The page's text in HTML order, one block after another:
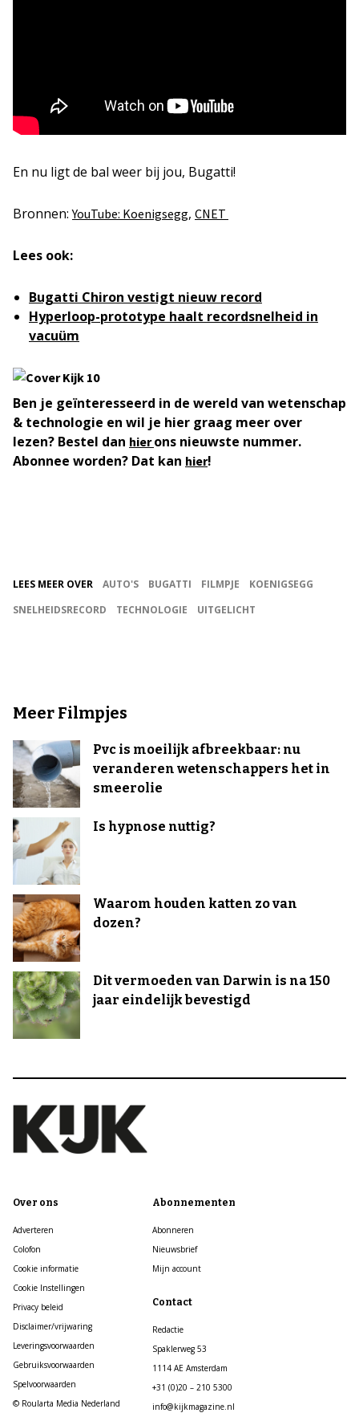
En nu ligt de bal weer bij jou, Bugatti!
Bronnen:YouTube: Koenigsegg, CNET
Lees ook:
Bugatti Chiron vestigt nieuw record
Hyperloop-prototype haalt recordsnelheid in
vacuüm
Ben je geïnteresseerd in de wereld van wetenschap
& technologie en wil je hier graag meer over
lezen? Bestel dan hierons nieuwste nummer.
Abonnee worden? Dat kan hier!
LEES MEER OVER AUTO'S BUGATTI FILMPJE
KOENIGSEGG
SNELHEIDSRECORD
TECHNOLOGIE UITGELICHT
Meer Filmpjes
Pvc is moeilijk afbreekbaar: nu
veranderen wetenschappers het in
smeerolie
Is hypnose nuttig?
Waarom houden katten zo van
dozen?
Dit vermoeden van Darwin is na 150
jaar eindelijk bevestigd
Over ons
Adverteren
Colofon
Cookie informatie
Cookie Instellingen
Privacy beleid
Disclaimer/vrijwaring
Leveringsvoorwaarden
Gebruiksvoorwaarden
Spelvoorwaarden
© Roularta Media Nederland
Abonnementen
Abonneren
Nieuwsbrief
Mijn account
Contact
Redactie
Spaklerweg 53
1114 AE Amsterdam
+31 (0)20 – 210 5300
info@kijkmagazine.nl